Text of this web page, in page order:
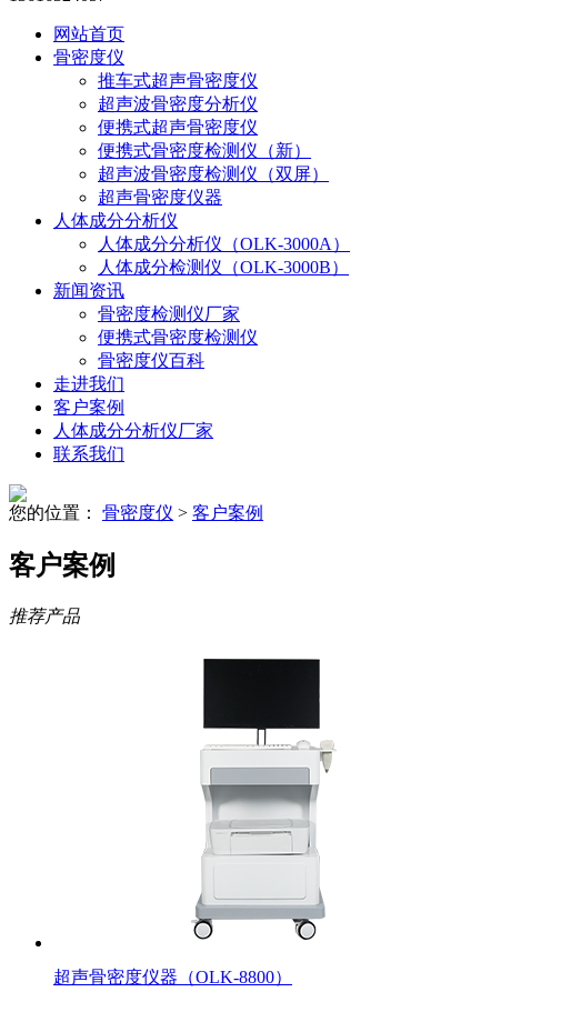
网站首页
骨密度仪
推车式超声骨密度仪
超声波骨密度分析仪
便携式超声骨密度仪
便携式骨密度检测仪（新）
超声波骨密度检测仪（双屏）
超声骨密度仪器
人体成分分析仪
人体成分分析仪（OLK-3000A）
人体成分检测仪（OLK-3000B）
新闻资讯
骨密度检测仪厂家
便携式骨密度检测仪
骨密度仪百科
走进我们
客户案例
人体成分分析仪厂家
联系我们
您的位置： 骨密度仪 > 客户案例
客户案例
推荐产品
超声骨密度仪器（OLK-8800）